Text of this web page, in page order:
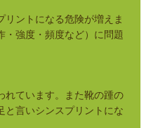
ントになる危険が増えま
・強度・頻度など）に問題
れています。また靴の踵の
と言いシンスプリントにな